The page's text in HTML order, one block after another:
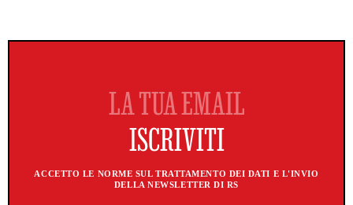
ACCETTO LE NORME SUL TRATTAMENTO DEI DATI E L'INVIO
DELLA NEWSLETTER DI RS